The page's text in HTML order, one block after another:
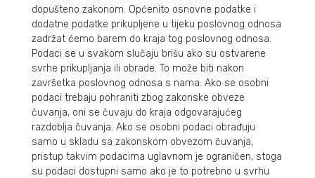
dopušteno zakonom. Općenito osnovne podatke i
dodatne podatke prikupljene u tijeku poslovnog odnosa
zadržat ćemo barem do kraja tog poslovnog odnosa.
Podaci se u svakom slučaju brišu ako su ostvarene
svrhe prikupljanja ili obrade. To može biti nakon
završetka poslovnog odnosa s nama. Ako se osobni
podaci trebaju pohraniti zbog zakonske obveze
čuvanja, oni se čuvaju do kraja odgovarajućeg
razdoblja čuvanja. Ako se osobni podaci obrađuju
samo u skladu sa zakonskom obvezom čuvanja,
pristup takvim podacima uglavnom je ograničen, stoga
su podaci dostupni samo ako je to potrebno u svrhu